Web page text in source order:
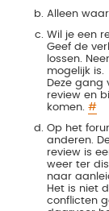
Alleen
Wil je een
Geef de
lossen.
mogelijk is.
Deze gang
review en
komen. #
Op het
anderen.
review is
weer ter
naar
Het is niet
conflicten